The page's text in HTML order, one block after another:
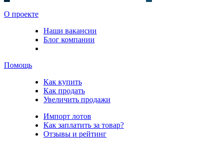
О проекте
Наши вакансии
Блог компании
Помощь
Как купить
Как продать
Увеличить продажи
Импорт лотов
Как заплатить за товар?
Отзывы и рейтинг